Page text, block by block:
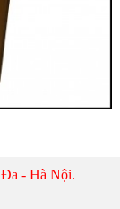
- Hà Nội.